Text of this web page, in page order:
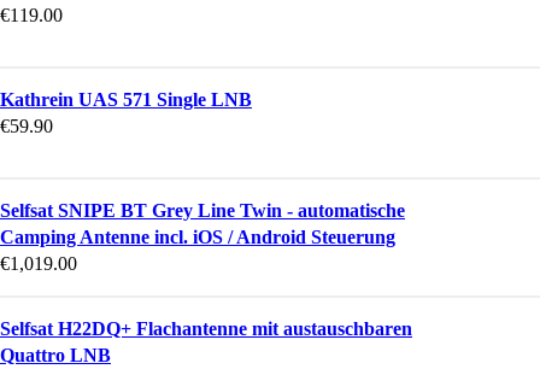
€119.00
Kathrein UAS 571 Single LNB
€59.90
Selfsat SNIPE BT Grey Line Twin - automatische
Camping Antenne incl. iOS / Android Steuerung
€1,019.00
Selfsat H22DQ+ Flachantenne mit austauschbaren
Quattro LNB